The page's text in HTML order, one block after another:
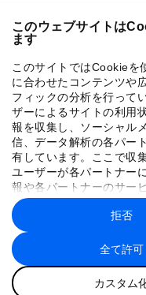
このウェブサイトは
ます
このサイトではCookieを
に合わせたコンテンツや
フィックの分析を行って
ザーによるサイトの利用
報を収集し、ソーシャル
信、データ解析の各パー
有しています。ここで収
ユーザーが各パートナー
報や各パートナーのサー
に収集された情報と組み
トナーによって使用され
す。
全て許可
カスタム
拒否
ィへの取り組み
のみ)
本語
ライバシーポリシーと利
サイトマップ
©
世界経済フォー